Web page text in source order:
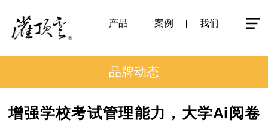
产品 案例 我们
品牌动态
增强学校考试管理能力，大学Ai阅卷